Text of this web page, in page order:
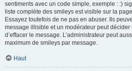
sentiments avec un code simple, exemple : :)
liste complète des smileys est visible sur la
Essayez toutefois de ne pas en abuser. Ils
message illisible et un modérateur peut
d’effacer le message. L’administrateur peut
maximum de smileys par message.
Haut